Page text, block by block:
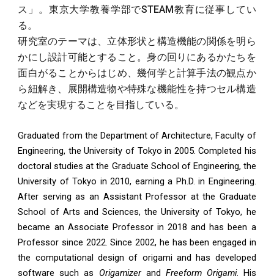
ス」。東京大学教養学部でSTEAM教育に従事してい
る。
研究室のテーマは、立体形状と構造機能の関係を明ら
かにし設計可能とすること。身の回りにあるかたちを
面白がることからはじめ、幾何学と計算手法の観点か
ら紐解き、展開構造物や特殊な機能性を持つセル構造
などを実現することを目指している。
Graduated from the Department of Architecture, Faculty of
Engineering, the University of Tokyo in 2005. Completed his
doctoral studies at the Graduate School of Engineering, the
University of Tokyo in 2010, earning a Ph.D. in Engineering.
After serving as an Assistant Professor at the Graduate
School of Arts and Sciences, the University of Tokyo, he
became an Associate Professor in 2018 and has been a
Professor since 2022. Since 2002, he has been engaged in
the computational design of origami and has developed
software such as Origamizerand Freeform Origami. His